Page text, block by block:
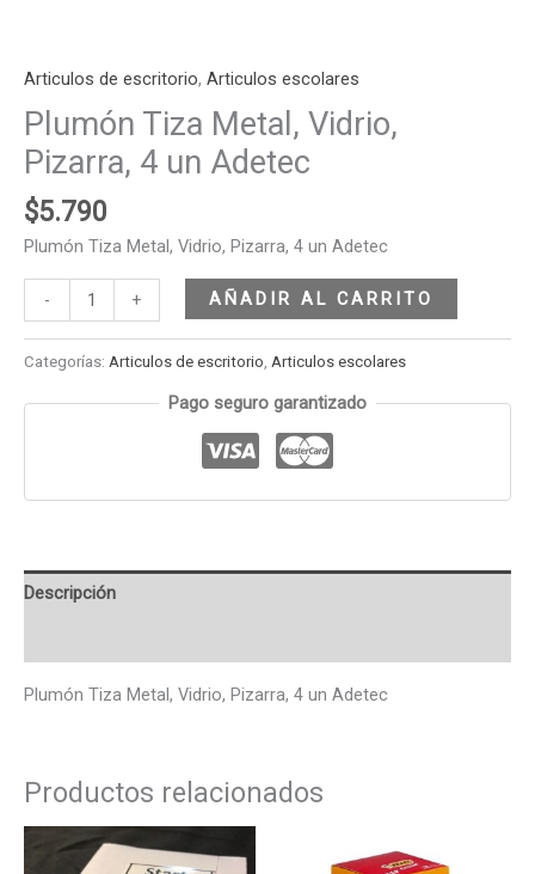
Articulos de escritorio, Articulos escolares
Plumón Tiza Metal, Vidrio,
Pizarra, 4 un Adetec
$5.790
Plumón Tiza Metal, Vidrio, Pizarra, 4 un Adetec
- + AÑADIR AL CARRITO
Categorías: Articulos de escritorio Articulos escolares
Pago seguro garantizado
Descripción
Plumón Tiza Metal, Vidrio, Pizarra, 4 un Adetec
Productos relacionados